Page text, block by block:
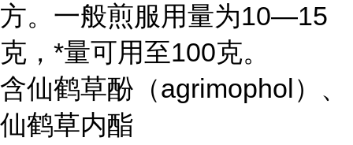
方。一般煎服用量为10—15
克，*量可用至100克。
含仙鹤草酚（agrimophol）、
仙鹤草内酯